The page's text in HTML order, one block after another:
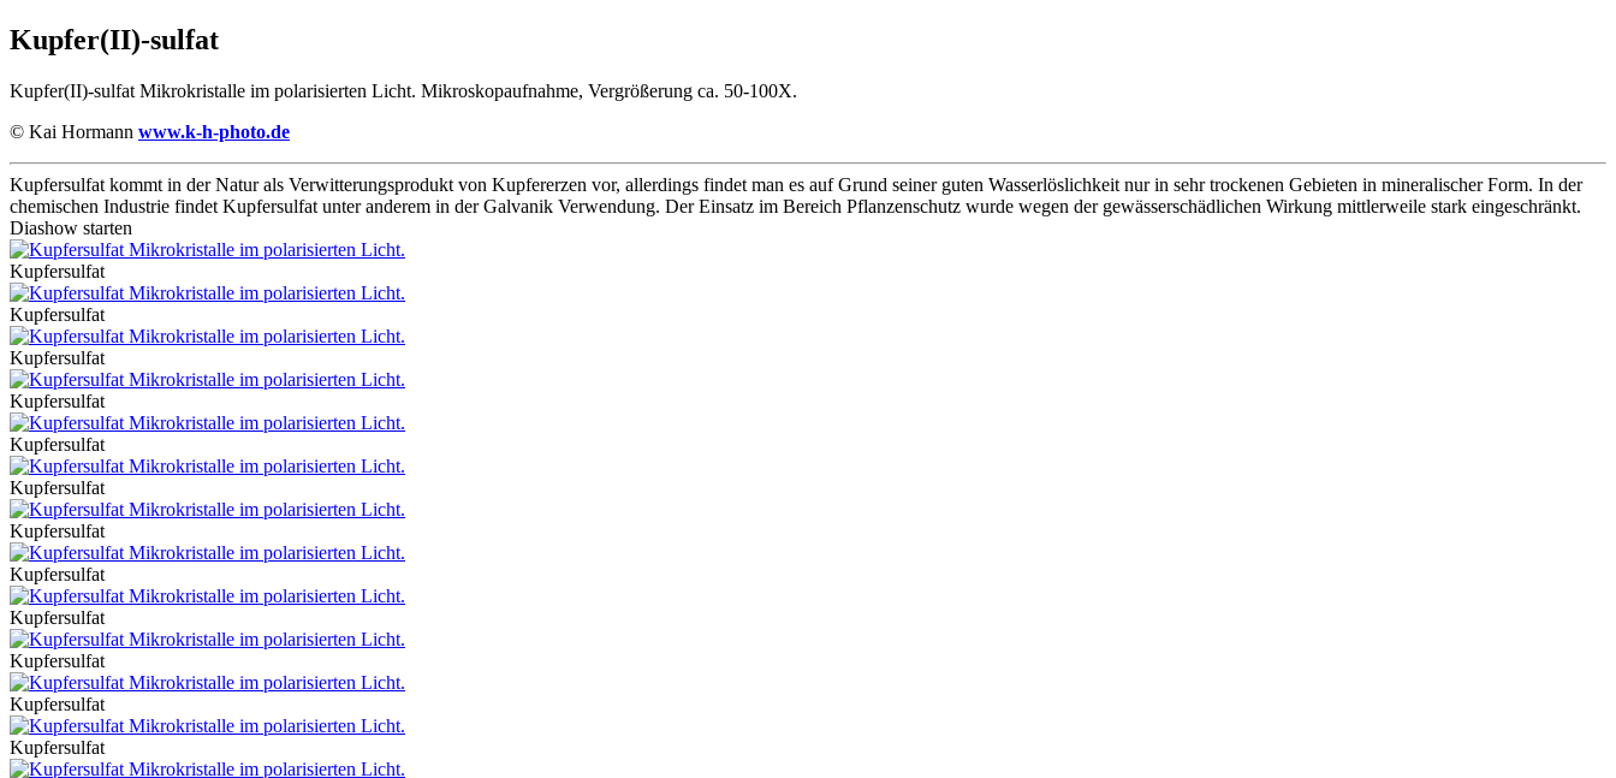
Kupfer(II)-sulfat
Kupfer(II)-sulfat Mikrokristalle im polarisierten Licht. Mikroskopaufnahme, Vergrößerung ca. 50-100X.
© Kai Hormann www.k-h-photo.de
Kupfersulfat kommt in der Natur als Verwitterungsprodukt von Kupfererzen vor, allerdings findet man es auf Grund seiner guten Wasserlöslichkeit nur in sehr trockenen Gebieten in mineralischer Form. In der
chemischen Industrie findet Kupfersulfat unter anderem in der Galvanik Verwendung. Der Einsatz im Bereich Pflanzenschutz wurde wegen der gewässerschädlichen Wirkung mittlerweile stark eingeschränkt.
Diashow starten
Kupfersulfat
Kupfersulfat
Kupfersulfat
Kupfersulfat
Kupfersulfat
Kupfersulfat
Kupfersulfat
Kupfersulfat
Kupfersulfat
Kupfersulfat
Kupfersulfat
Kupfersulfat